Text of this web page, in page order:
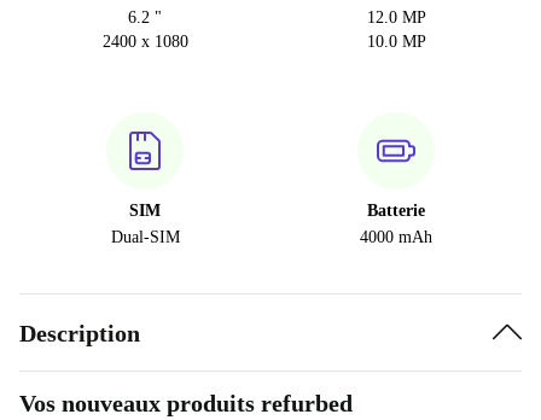
6.2 "
2400 x 1080
12.0 MP
10.0 MP
SIM
Dual-SIM
Batterie
4000 mAh
Description
Vos nouveaux produits refurbed